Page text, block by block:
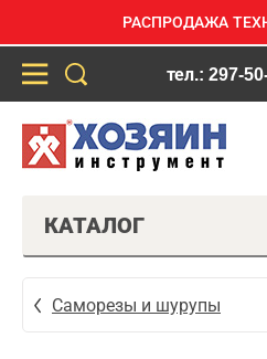
РАСПРОДАЖА
тел.: 297-
КАТАЛОГ
Саморезы и шурупы